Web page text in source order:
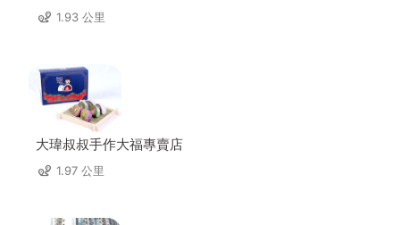
1.93 公里
大瑋叔叔手作大福專賣店
1.97 公里